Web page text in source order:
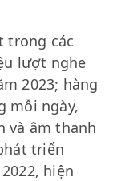
trong các
lượt nghe
2023; hàng
mỗi ngày,
và âm thanh
triển
hiện